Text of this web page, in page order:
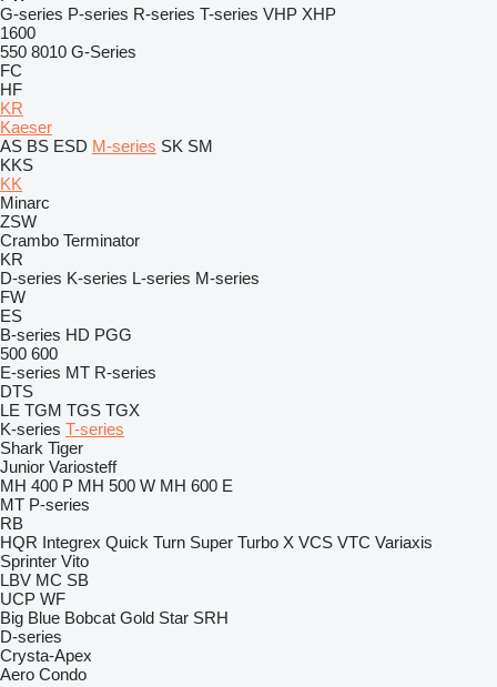
G-series P-series R-series T-series VHP XHP
1600
550 8010 G-Series
FC
HF
KR
Kaeser
AS BS ESD M-series SK SM
KKS
KK
Minarc
ZSW
Crambo Terminator
KR
D-series K-series L-series M-series
FW
ES
B-series HD PGG
500 600
E-series MT R-series
DTS
LE TGM TGS TGX
K-series T-series
Shark Tiger
Junior Variosteff
MH 400 P MH 500 W MH 600 E
MT P-series
RB
HQR Integrex Quick Turn Super Turbo X VCS VTC Variaxis
Sprinter Vito
LBV MC SB
UCP WF
Big Blue Bobcat Gold Star SRH
D-series
Crysta-Apex
Aero Condo